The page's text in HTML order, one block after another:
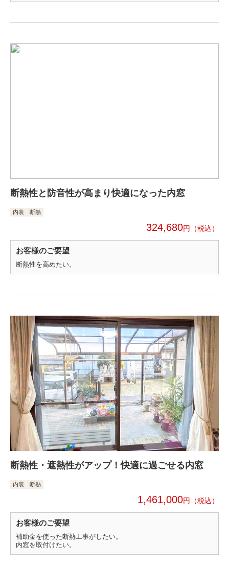
断熱性と防音性が高まり快適になった内窓
内装 断熱
324,680円
お客様のご要望
断熱性を高めたい。
断熱性・遮熱性がアップ！快適に過ごせる内窓
内装 断熱
1,461,000円
お客様のご要望
補助金を使った断熱工事がしたい。
内窓を取付けたい。